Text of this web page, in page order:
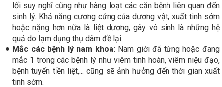
lối suy nghĩ cũng như hàng loạt các căn bệnh liên quan đến
sinh lý. Khả năng cương cứng của dương vật, xuất tinh sớm
hoặc nặng hơn nữa là liệt dương, gây vô sinh là những hệ
quả do lạm dụng thụ dâm đề lại.
Mắc các bệnh lý nam khoa: Nam giới đã từng hoặc đang
mắc 1 trong các bệnh lý như viêm tinh hoàn, viêm niệu đạo,
bệnh tuyến tiền liệt,... cũng sẽ ảnh hưởng đến thời gian xuất
tinh sớm.